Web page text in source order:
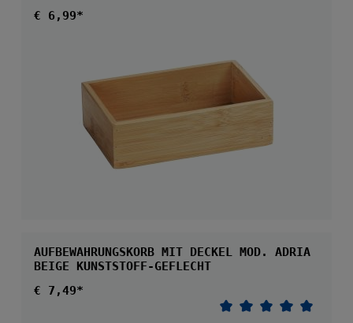
Regulärer Preis:
€ 6,99*
AUFBEWAHRUNGSKORB MIT DECKEL MOD. ADRIA
BEIGE KUNSTSTOFF-GEFLECHT
Regulärer Preis:
€ 7,49*